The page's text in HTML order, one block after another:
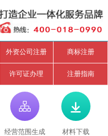
外资公司注册 商标注册
许可证办理 注册指南

经营范围生成

材料下载